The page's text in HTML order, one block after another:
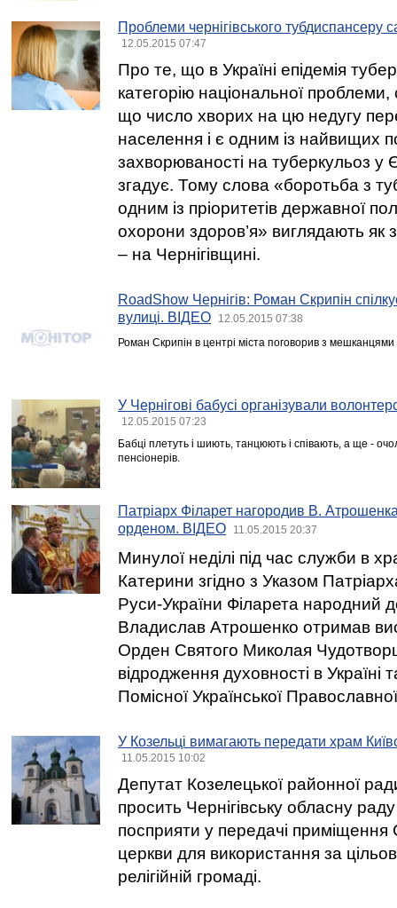
Проблеми чернігівського тубдиспансеру
12.05.2015 07:47
Про те, що в Україні епідемія
категорію національної проблеми,
що число хворих на цю недугу
населення і є одним із найвищих
захворюваності на туберкульоз у
згадує. Тому слова «боротьба з
одним із пріоритетів державної
охорони здоров’я» виглядають
– на Чернігівщині.
RoadShow Чернігів: Роман Скрипін
вулиці. ВІДЕО
12.05.2015 07:38
Роман Скрипін в центрі міста поговорив з
У Чернігові бабусі організували
12.05.2015 07:23
Бабці плетуть і шиють, танцюють і співають, а ще -
пенсіонерів.
Патріарх Філарет нагородив В.
орденом. ВІДЕО
11.05.2015 20:37
Минулої неділі під час служби в
Катерини згідно з Указом Патріарха
Руси-України Філарета народний
Владислав Атрошенко отримав
Орден Святого Миколая
відродження духовності в Україні
Помісної Української
У Козельці вимагають передати храм
11.05.2015 10:02
Депутат Козелецької районної
просить Чернігівську обласну
посприяти у передачі приміщення
церкви для використання за
релігійній громаді.